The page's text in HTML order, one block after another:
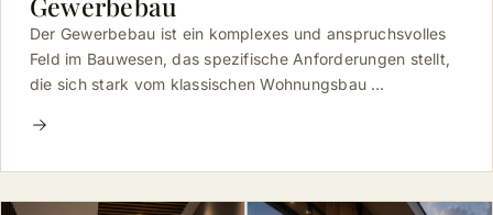
Der Gewerbebau ist ein komplexes und anspruchsvolles
Feld im Bauwesen, das spezifische Anforderungen stellt,
die sich stark vom klassischen Wohnungsbau …